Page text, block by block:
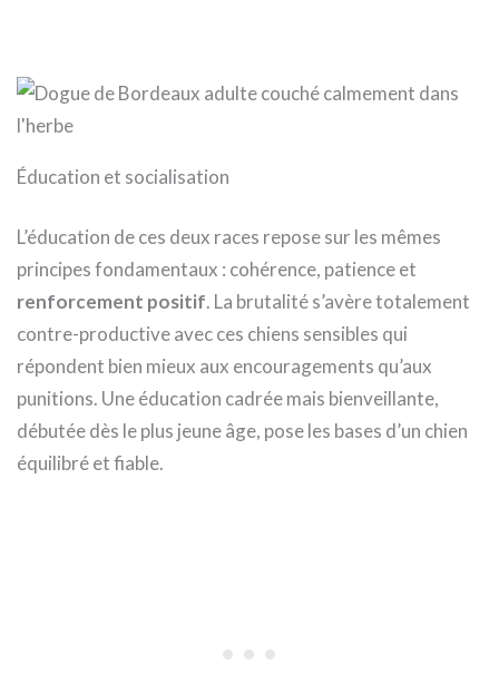
Éducation et socialisation
L’éducation de ces deux races repose sur les mêmes
principes fondamentaux : cohérence, patience et
renforcement positif. La brutalité s’avère totalement
contre-productive avec ces chiens sensibles qui
répondent bien mieux aux encouragements qu’aux
punitions. Une éducation cadrée mais bienveillante,
débutée dès le plus jeune âge, pose les bases d’un chien
équilibré et fiable.